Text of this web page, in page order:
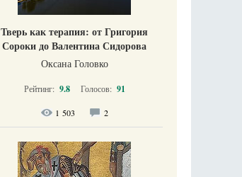
Тверь как терапия: от Григория
Сороки до Валентина Сидорова
Оксана Головко
Рейтинг: 9.8 Голосов: 91
1 503 2